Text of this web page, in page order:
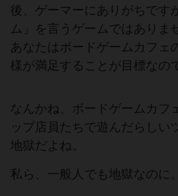
後、ゲーマーにありがちです
ム」を言うゲームではありま
あなたはボードゲームカフェ
様が満足することが目標なの
なんかね、ボードゲームカフ
ップ店員たちで遊んだらしい
地獄だよね。
私ら、一般人でも地獄なのに